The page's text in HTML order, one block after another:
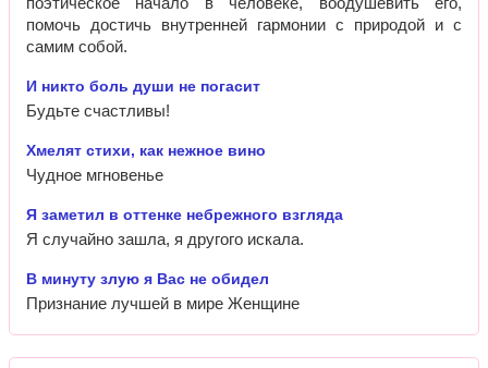
помочь достичь внутренней гармонии с природой и с
самим собой.
И никто боль души не погасит
Будьте счастливы!
Хмелят стихи, как нежное вино
Чудное мгновенье
Я заметил в оттенке небрежного взгляда
Я случайно зашла, я другого искала.
В минуту злую я Вас не обидел
Признание лучшей в мире Женщине